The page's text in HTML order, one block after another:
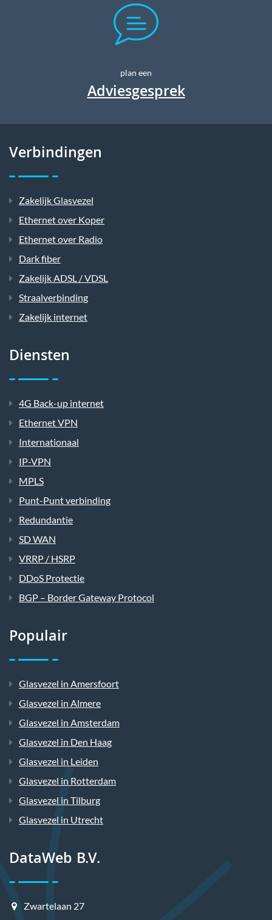
plan een
Adviesgesprek
Verbindingen
Zakelijk Glasvezel
Ethernet over Koper
Ethernet over Radio
Dark fiber
Zakelijk ADSL / VDSL
Straalverbinding
Zakelijk internet
Diensten
4G Back-up internet
Ethernet VPN
Internationaal
IP-VPN
MPLS
Punt-Punt verbinding
Redundantie
SD WAN
VRRP / HSRP
DDoS Protectie
BGP – Border Gateway Protocol
Populair
Glasvezel in Amersfoort
Glasvezel in Almere
Glasvezel in Amsterdam
Glasvezel in Den Haag
Glasvezel in Leiden
Glasvezel in Rotterdam
Glasvezel in Tilburg
Glasvezel in Utrecht
DataWeb B.V.
Zwartelaan 27